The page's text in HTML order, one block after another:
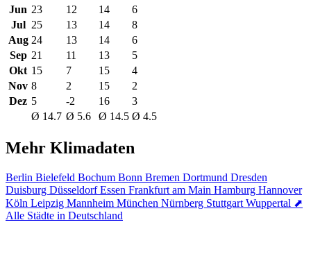
Jun 23 12 14
6
Jul 25 13 14
8
Aug 24 13 14
6
Sep 21 11 13
5
Okt 15 7 15
4
Nov 8 2 15
2
Dez 5 -2 16
3
Ø 14.7 Ø 5.6 Ø 14.5 Ø 4.5
Mehr Klimadaten
Berlin Bielefeld Bochum Bonn Bremen Dortmund Dresden
Duisburg DüsseldorfEssen Frankfurt am Main Hamburg Hannover
Köln Leipzig Mannheim München Nürnberg Stuttgart Wuppertal ⬈
Alle Städte in Deutschland